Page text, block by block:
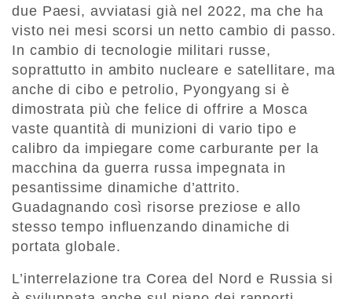
due Paesi, avviatasi già nel 2022, ma che ha
visto nei mesi scorsi un netto cambio di passo.
In cambio di tecnologie militari russe,
soprattutto in ambito nucleare e satellitare, ma
anche di cibo e petrolio, Pyongyang si è
dimostrata più che felice di offrire a Mosca
vaste quantità di munizioni di vario tipo e
calibro da impiegare come carburante per la
macchina da guerra russa impegnata in
pesantissime dinamiche d’attrito.
Guadagnando così risorse preziose e allo
stesso tempo influenzando dinamiche di
portata globale.
L’interrelazione tra Corea del Nord e Russia si